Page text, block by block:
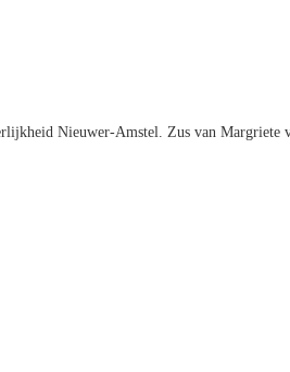
Nieuwer-Amstel. Zus van Margriete